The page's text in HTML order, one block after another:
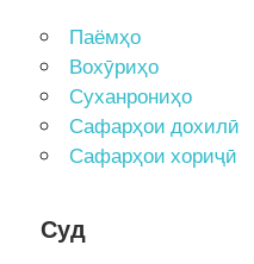
Паёмҳо
Вохӯриҳо
Суханрониҳо
Сафарҳои дохилӣ
Сафарҳои хориҷӣ
Суд